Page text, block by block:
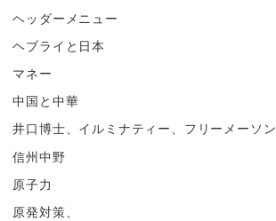
ヘッダーメニュー
ヘブライと日本
マネー
中国と中華
井口博士、イルミナティー、フリーメーソン
信州中野
原子力
原発対策、